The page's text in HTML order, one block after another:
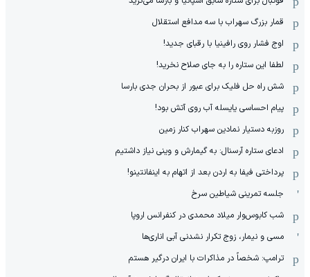
قمار بزرگ سهراب با سه مدافع استقلال
اوج فشار روی رافینیا با رقبای جدید!
لطفا این ستاره را به جای صلاح نخرید!
شش راه حل فلیک برای عبور از بحران جدی بارسا
پیام احساسی یایسله آب روی آتش بود!
روزبه دستیار نمادین سهراب کنار زمین
ادعای ستاره آرسنال: به گیمارش و وینی نیاز داشتیم
پرداختی فیفا به اردن بعد از اتهام به اینفانتینو!
جلسه تمرینی شیاطین سرخ
شب کابوس‌وار میلاد محمدی در کنفرانس اروپا
مسی و نیمار، زوج تکرار نشدنی آبی اناری‌ها
ترامپ: شخصاً در مذاکرات با ایران درگیر هستم